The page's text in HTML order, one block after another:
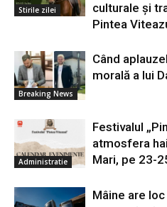
Stirile zilei
culturale și
Pintea
Breaking News
Când
morală a lui
Administratie
Festivalul
atmosfera
Mari, pe 23-
Mâine are